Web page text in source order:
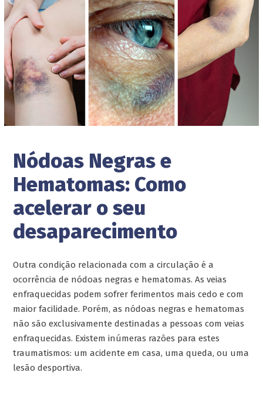
Nódoas Negras e
Hematomas: Como
acelerar o seu
desaparecimento
Outra condição relacionada com a circulação é a
ocorrência de nódoas negras e hematomas. As veias
enfraquecidas podem sofrer ferimentos mais cedo e com
maior facilidade. Porém, as nódoas negras e hematomas
não são exclusivamente destinadas a pessoas com veias
enfraquecidas. Existem inúmeras razões para estes
traumatismos: um acidente em casa, uma queda, ou uma
lesão desportiva.